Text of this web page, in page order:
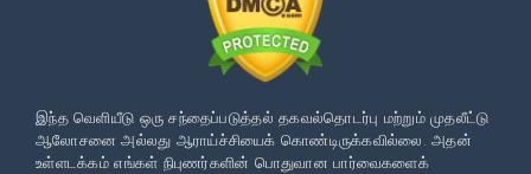
இந்த வெளியீடு ஒரு சந்தைப்படுத்தல் தகவல்தொடர்பு மற்றும் முதலீட்டு
ஆலோசனை அல்லது ஆராய்ச்சியைக் கொண்டிருக்கவில்லை. அதன்
உள்ளடக்கம் எங்கள் நிபுணர்களின் பொதுவான பார்வைகளைக்